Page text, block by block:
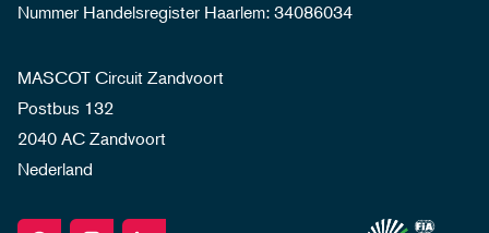
Nummer Handelsregister Haarlem: 34086034
MASCOT Circuit Zandvoort
Postbus 132
2040 AC Zandvoort
Nederland